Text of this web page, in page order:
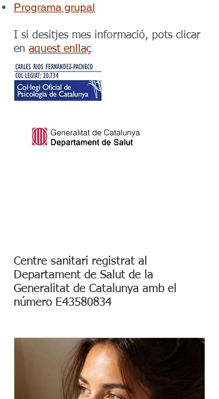
Programa grupal
I si desitjes mes informació, pots clicar
en aquest enllaç
Centre sanitari registrat al
Departament de Salut de la
Generalitat de Catalunya amb el
número E43580834